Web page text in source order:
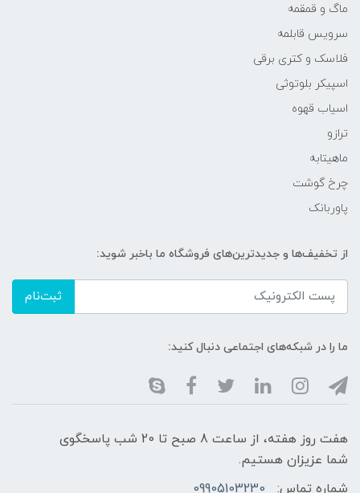
ماگ و قمقمه
سرویس قابلمه
فلاسک و کتری برقی
اسپیکر بلوتوثی
اسیاب قهوه
ترازو
ماهیتابه
چرخ گوشت
پاوربانک
از تخفیف‌ها و جدیدترین‌های فروشگاه ما باخبر شوید:
ثبت‌نام
ما را در شبکه‌های اجتماعی دنبال کنید:
هفت روز هفته، از ساعت 8 صبح تا 20 شب پاسخگوی
شما عزیزان هستیم.
شماره تماس:
09905103230